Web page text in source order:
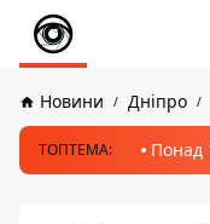
Новини Дніпро
ТОПТЕМА: Понад